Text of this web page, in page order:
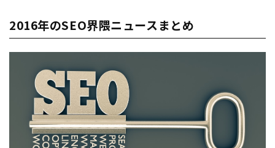
2016年のSEO界隈ニュースまとめ